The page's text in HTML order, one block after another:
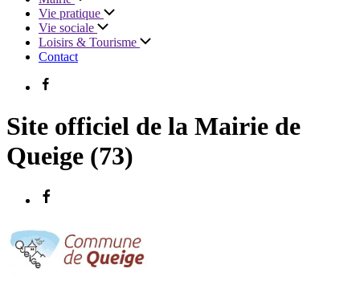
Vie pratique
Vie sociale
Loisirs & Tourisme
Contact
Site officiel de la Mairie de
Queige (73)